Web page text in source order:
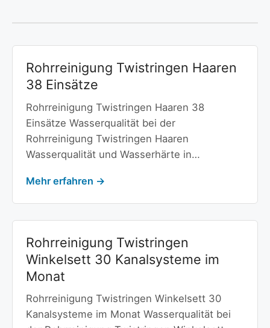
Rohrreinigung Twistringen Haaren
38 Einsätze
Rohrreinigung Twistringen Haaren 38
Einsätze Wasserqualität bei der
Rohrreinigung Twistringen Haaren
Wasserqualität und Wasserhärte in…
Mehr erfahren →
Rohrreinigung Twistringen
Winkelsett 30 Kanalsysteme im
Monat
Rohrreinigung Twistringen Winkelsett 30
Kanalsysteme im Monat Wasserqualität bei